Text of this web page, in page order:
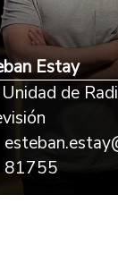
Estay
Unidad de
81755